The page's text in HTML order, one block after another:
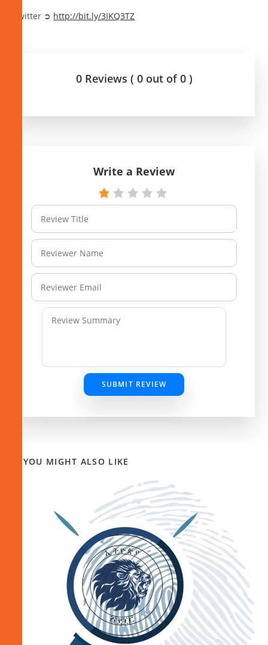
Twitter ➲ http://bit.ly/3IKQ3TZ
0 Reviews ( 0 out of 0 )
Write a Review
SUBMIT REVIEW
YOU MIGHT ALSO LIKE